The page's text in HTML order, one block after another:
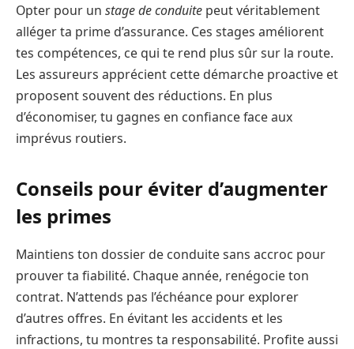
Opter pour un stage de conduite peut véritablement
alléger ta prime d’assurance. Ces stages améliorent
tes compétences, ce qui te rend plus sûr sur la route.
Les assureurs apprécient cette démarche proactive et
proposent souvent des réductions. En plus
d’économiser, tu gagnes en confiance face aux
imprévus routiers.
Conseils pour éviter d’augmenter
les primes
Maintiens ton dossier de conduite sans accroc pour
prouver ta fiabilité. Chaque année, renégocie ton
contrat. N’attends pas l’échéance pour explorer
d’autres offres. En évitant les accidents et les
infractions, tu montres ta responsabilité. Profite aussi